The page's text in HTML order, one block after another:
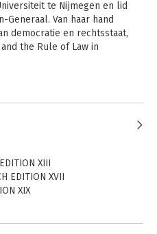
te Nijmegen en lid
Van haar hand
democratie en rechtsstaat,
the Rule of Law in
Sophie van
XIII
EDITION XVII
XIX